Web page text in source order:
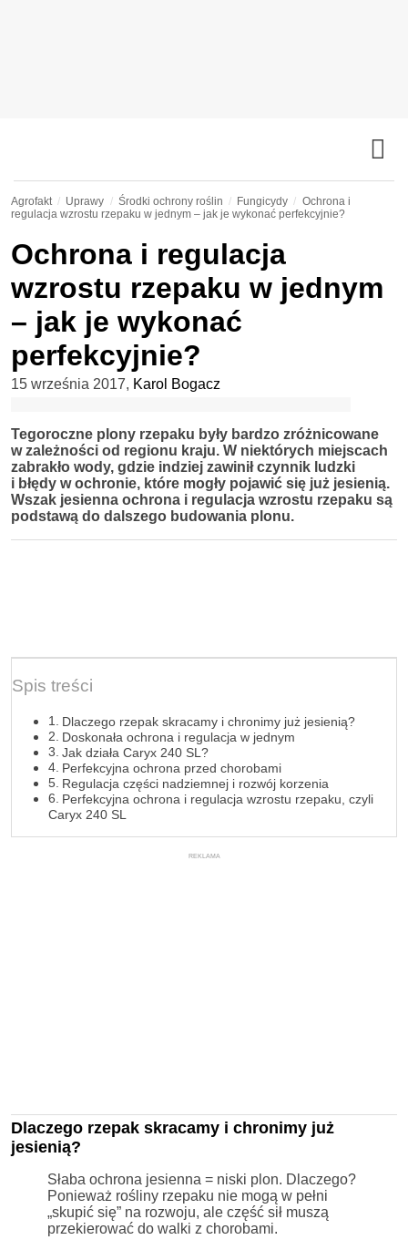
Agrofakt Uprawy Środki ochrony roślin Fungicydy
Ochrona i
regulacja wzrostu rzepaku w jednym – jak je wykonać perfekcyjnie?
Ochrona i regulacja
wzrostu rzepaku w jednym
– jak je wykonać
perfekcyjnie?
15 września 2017, Karol Bogacz
Tegoroczne plony rzepaku były bardzo zróżnicowane
w zależności od regionu kraju. W niektórych miejscach
zabrakło wody, gdzie indziej zawinił czynnik ludzki
i błędy w ochronie, które mogły pojawić się już jesienią.
Wszak jesienna ochrona i regulacja wzrostu rzepaku są
podstawą do dalszego budowania plonu.
Spis treści
Dlaczego rzepak skracamy i chronimy już jesienią?
Doskonała ochrona i regulacja w jednym
Jak działa Caryx 240 SL?
Perfekcyjna ochrona przed chorobami
Regulacja części nadziemnej i rozwój korzenia
Perfekcyjna ochrona i regulacja wzrostu rzepaku, czyli
Caryx 240 SL
REKLAMA
Dlaczego rzepak skracamy i chronimy już
jesienią?
Słaba ochrona jesienna = niski plon. Dlaczego?
Ponieważ rośliny rzepaku nie mogą w pełni
„skupić się” na rozwoju, ale część sił muszą
przekierować do walki z chorobami.